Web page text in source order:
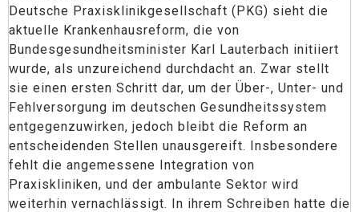
Deutsche Praxisklinikgesellschaft (PKG) sieht die
aktuelle Krankenhausreform, die von
Bundesgesundheitsminister Karl Lauterbach initiiert
wurde, als unzureichend durchdacht an. Zwar stellt
sie einen ersten Schritt dar, um der Über-, Unter- und
Fehlversorgung im deutschen Gesundheitssystem
entgegenzuwirken, jedoch bleibt die Reform an
entscheidenden Stellen unausgereift. Insbesondere
fehlt die angemessene Integration von
Praxiskliniken, und der ambulante Sektor wird
weiterhin vernachlässigt. In ihrem Schreiben hatte die